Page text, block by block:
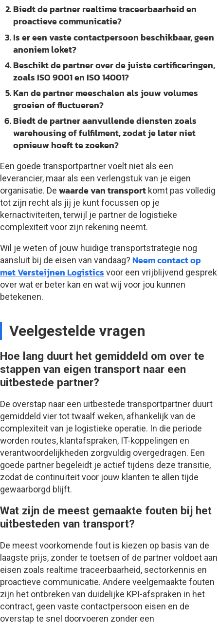
Biedt de partner realtime traceerbaarheid en
proactieve communicatie?
Is er een vaste contactpersoon beschikbaar, geen
anoniem loket?
Beschikt de partner over de juiste certificeringen,
zoals ISO 9001 en ISO 14001?
Kan de partner meeschalen als jouw volumes
groeien of fluctueren?
Biedt de partner aanvullende diensten zoals
warehousing of fulfilment, zodat je later niet
opnieuw hoeft te zoeken?
Een goede transportpartner voelt niet als een
leverancier, maar als een verlengstuk van je eigen
organisatie. De waarde van transport komt pas volledig
tot zijn recht als jij je kunt focussen op je
kernactiviteiten, terwijl je partner de logistieke
complexiteit voor zijn rekening neemt.
Wil je weten of jouw huidige transportstrategie nog
aansluit bij de eisen van vandaag? Neem contact op
met Versteijnen Logistics voor een vrijblijvend gesprek
over wat er beter kan en wat wij voor jou kunnen
betekenen.
Veelgestelde vragen
Hoe lang duurt het gemiddeld om over te
stappen van eigen transport naar een
uitbestede partner?
De overstap naar een uitbestede transportpartner duurt
gemiddeld vier tot twaalf weken, afhankelijk van de
complexiteit van je logistieke operatie. In die periode
worden routes, klantafspraken, IT-koppelingen en
verantwoordelijkheden zorgvuldig overgedragen. Een
goede partner begeleidt je actief tijdens deze transitie,
zodat de continuïteit voor jouw klanten te allen tijde
gewaarborgd blijft.
Wat zijn de meest gemaakte fouten bij het
uitbesteden van transport?
De meest voorkomende fout is kiezen op basis van de
laagste prijs, zonder te toetsen of de partner voldoet aan
eisen zoals realtime traceerbaarheid, sectorkennis en
proactieve communicatie. Andere veelgemaakte fouten
zijn het ontbreken van duidelijke KPI-afspraken in het
contract, geen vaste contactpersoon eisen en de
overstap te snel doorvoeren zonder een